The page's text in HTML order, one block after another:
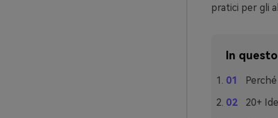
pratici per gli
In
20+